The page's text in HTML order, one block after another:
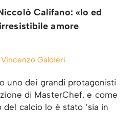
Califano: «Io ed
amore
Vincenzo Galdieri
uno dei grandi protagonisti
di MasterChef, e come
calcio lo è stato ‘sia in